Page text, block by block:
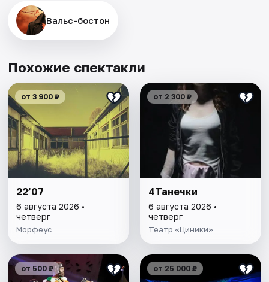
Вальс-бостон
Похожие спектакли
от 3 900 ₽
22’07
6 августа 2026 •
четверг
Морфеус
от 2 300 ₽
4Танечки
6 августа 2026 •
четверг
Театр «Циники»
от 500 ₽ от 25 000 ₽